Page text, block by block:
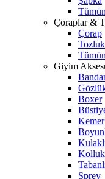
Çoraplar &
Çorap
Tozluk
Giyim
Boxer
Kemer
Kolluk
Sprey